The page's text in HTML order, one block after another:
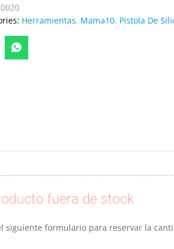
Herramientas, Mama10, Pistola De
fuera de stock
formulario para reservar la